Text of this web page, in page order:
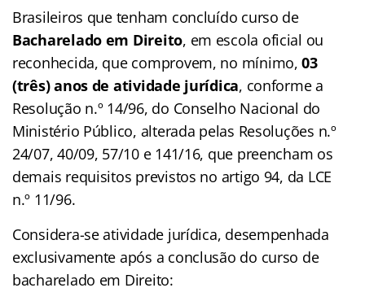
Brasileiros que tenham concluído curso de
Bacharelado em Direito, em escola oficial ou
reconhecida, que comprovem, no mínimo,03
(três) anos de atividade jurídica, conforme a
Resolução n.º 14/96, do Conselho Nacional do
Ministério Público, alterada pelas Resoluções n.º
24/07, 40/09, 57/10 e 141/16, que preencham os
demais requisitos previstos no artigo 94, da LCE
n.º 11/96.
Considera-se atividade jurídica, desempenhada
exclusivamente após a conclusão do curso de
bacharelado em Direito: